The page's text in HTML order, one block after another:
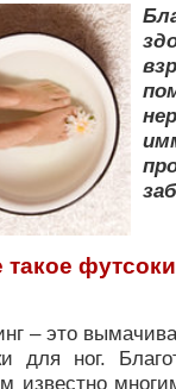
такое
– это
для ног.
известно